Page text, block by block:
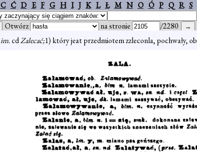
C Ć D E F G H I J K L Ł M N O Ó P Q R S
Otwórz na stronie /2280
im.cdZalecać;1) który jeat przedmiotem zzleconla, pochwały, ob